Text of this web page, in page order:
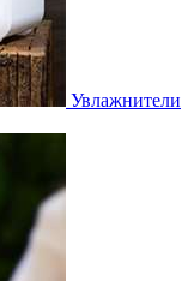
Увлажнители